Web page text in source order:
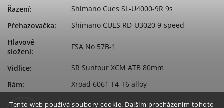
Tento web používá soubory cookie. Dalším procházením tohoto
Řazení:
Shimano Cues SL-U4000-9R 9s
Přehazovačka:
Shimano CUES RD-U3020 9-speed
Hlavové
složení:
FSA No 57B-1
Vidlice:
SR Suntour XCM ATB 80mm
Rám:
Xroad 6061 T4-T6 alloy
Typ motoru
Performance Line, 250W, 35/65Nm